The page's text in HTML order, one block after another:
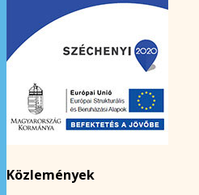
Közlemények